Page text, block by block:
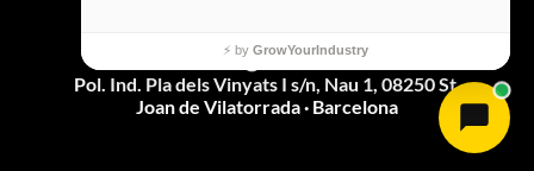
3arm@3arm.net
Pol. Ind. Pla dels Vinyats I s/n, Nau 1, 08250 St.
Joan de Vilatorrada · Barcelona